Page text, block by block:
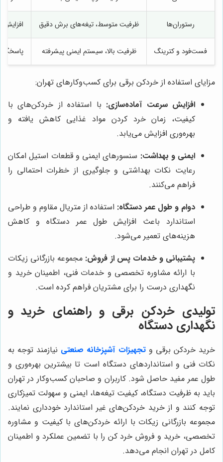
رستوران‌ها ظرفیت متوسط، تیغه‌های برش دقیق افزایش
فست‌فود و کترینگ ظرفیت بالا، سیستم ایمنی پیشرفته
مزایای استفاده از خردکن برقی برای کسب‌وکارهای تهران:
افزایش سرعت آماده‌سازی: با استفاده از خردکن‌های با
کیفیت، زمان خرد کردن مواد غذایی کاهش یافته و
بهره‌وری افزایش می‌یابد.
ایمنی و بهداشت: سنسورهای ایمنی و قطعات استیل امکان
رعایت نکات بهداشتی و جلوگیری از خطرات احتمالی را
فراهم می‌کنند.
دوام و طول عمر دستگاه: استفاده از متریال مقاوم و طراحی
استاندارد باعث افزایش طول عمر دستگاه و کاهش
هزینه‌های تعمیر می‌شود.
پشتیبانی و خدمات پس از فروش: مجموعه بازرگانی زیکات
با ارائه مشاوره تخصصی و خدمات فنی، اطمینان خرید و
نگهداری درست را برای مشتریان فراهم کرده است.
تولیدی خردکن برقی و راهنمای خرید و
نگهداری دستگاه
خرید خردکن برقی و تجهیزات آشپزخانه صنعتی نیازمند توجه به
نکات فنی و استانداردهای دستگاه است تا بیشترین بهره‌وری و
طول عمر مفید حاصل شود. کاربران و صاحبان کسب‌وکار در تهران
باید به ظرفیت دستگاه، کیفیت تیغه‌ها، ایمنی و سهولت تمیزکاری
توجه کنند و از خرید خردکن‌های غیر استاندارد خودداری نمایند.
مجموعه بازرگانی زیکات با ارائه خردکن‌های با کیفیت و مشاوره
تخصصی، خرید و فروش خرد کن را با تضمین عملکرد و اطمینان
کامل در تهران انجام می‌دهد.